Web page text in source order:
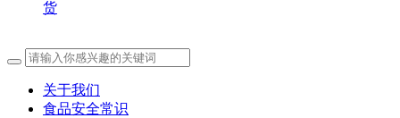
货
关于我们
食品安全常识